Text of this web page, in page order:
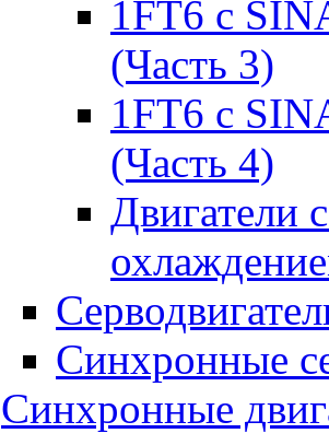
1FT6 с
(Часть 3)
1FT6 с
(Часть 4)
Двигатели
Синхронные
Синхронные